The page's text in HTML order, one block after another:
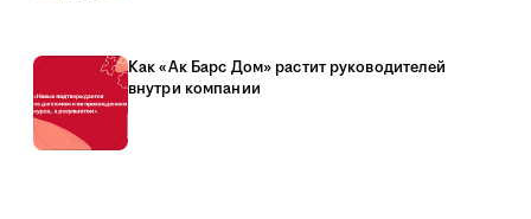
Как «Ак Барс Дом» растит руководителей
внутри компании